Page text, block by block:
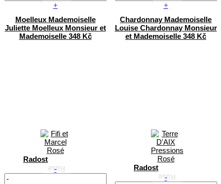
+
Moelleux Mademoiselle
Juliette Moelleux Monsieur et
Mademoiselle 348 Kč
+
Chardonnay Mademoiselle
Louise Chardonnay Monsieur
et Mademoiselle 348 Kč
Radost
-
Radost
-